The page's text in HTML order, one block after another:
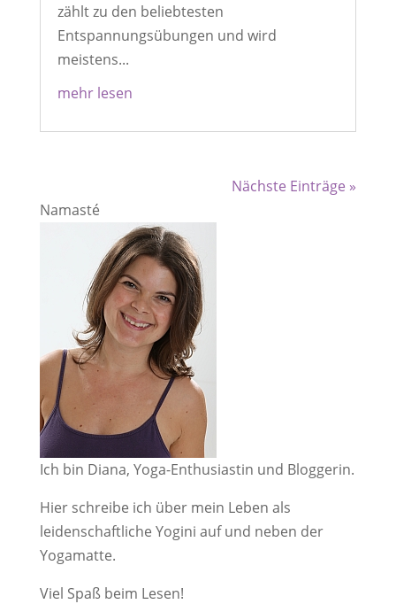
zählt zu den beliebtesten
Entspannungsübungen und wird
meistens...
mehr lesen
Nächste Einträge »
Namasté
Ich bin Diana, Yoga-Enthusiastin und Bloggerin.
Hier schreibe ich über mein Leben als
leidenschaftliche Yogini auf und neben der
Yogamatte.
Viel Spaß beim Lesen!